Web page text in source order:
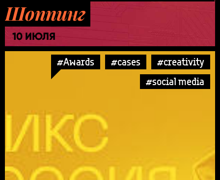
Шоппинг
10 ИЮЛЯ
#Awards #cases
#creativity
#social media